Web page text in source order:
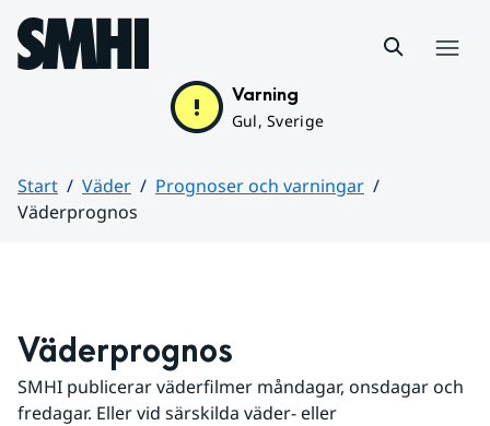
Hoppa till sidans innehåll
Varning
Gul, Sverige
Start Väder
Prognoser och varningar
Väderprognos
Väderprognos
SMHI publicerar väderfilmer måndagar, onsdagar och
fredagar. Eller vid särskilda väder- eller